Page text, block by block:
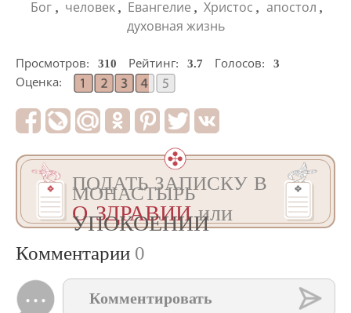
Бог , человек , Евангелие , Христос , апостол ,
духовная жизнь
Просмотров: 310 Рейтинг: 3.7 Голосов:
3
Оценка:
ПОДАТЬ ЗАПИСКУ В
МОНАСТЫРЬ
О ЗДРАВИИили
УПОКОЕНИИ
Комментарии 0
Комментировать